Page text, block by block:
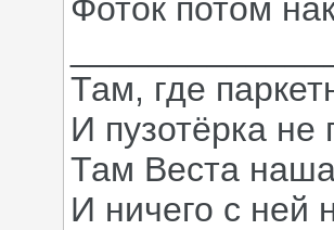
Фоток потом
Там, где
И пузотёрка не
Там Веста
И ничего с ней